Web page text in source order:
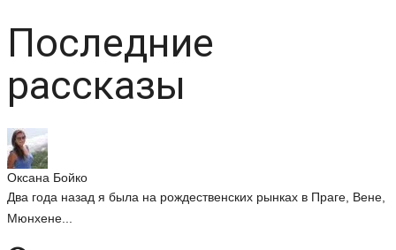
Последние
рассказы
Оксана Бойко
Два года назад я была на рождественских рынках в Праге, Вене,
Мюнхене...